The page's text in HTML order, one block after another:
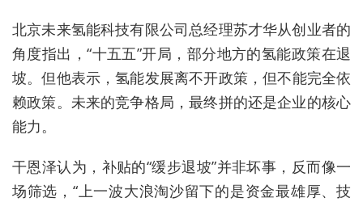
北京未来氢能科技有限公司总经理苏才华从创业者的
角度指出 ，“十五五”开局，部分地方的氢能政策在退
坡。但他表示，氢能发展离不开政策，但不能完全依
赖政策。未来的竞争格局，最终拼的还是企业的核心
能力。
干恩泽认为，补贴的“缓步退坡”并非坏事，反而像一
场筛选，“上一波大浪淘沙留下的是资金最雄厚、 技